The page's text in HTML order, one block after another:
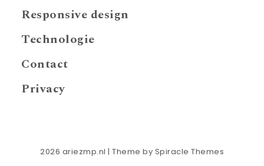
Responsive design
Technologie
Contact
Privacy
2026 ariezmp.nl | Theme by Spiracle Themes